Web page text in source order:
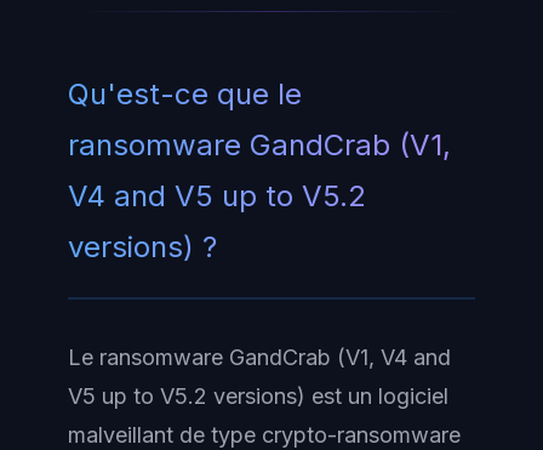
Qu'est-ce que le
ransomware GandCrab (V1,
V4 and V5 up to V5.2
versions) ?
Le ransomware GandCrab (V1, V4 and
V5 up to V5.2 versions) est un logiciel
malveillant de type crypto-ransomware